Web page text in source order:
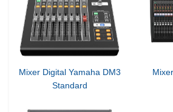
Mixer Digital Yamaha DM3
Standard